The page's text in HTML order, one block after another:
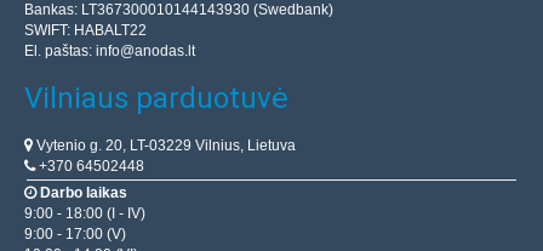
Bankas: LT367300010144143930 (Swedbank)
SWIFT: HABALT22
El. paštas: info@anodas.lt
Vilniaus parduotuvė
Vytenio g. 20, LT-03229 Vilnius, Lietuva
+370 64502448
Darbo laikas
9:00 - 18:00 (I - IV)
9:00 - 17:00 (V)